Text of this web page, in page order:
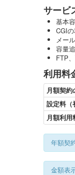
サービ
基本
CGI
メー
容量
FTP
利用料
月額契約
設定料（
月額利用
年額契
金額表